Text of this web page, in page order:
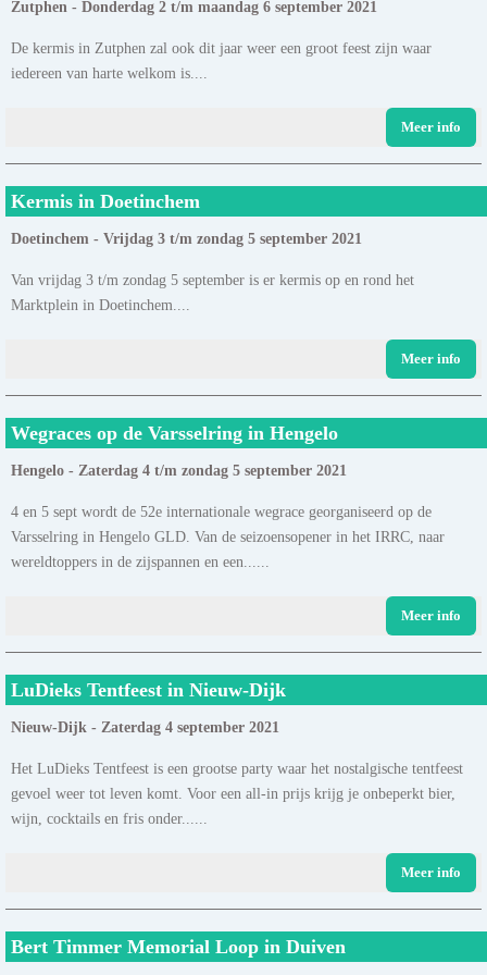
Zutphen - Donderdag 2 t/m maandag 6 september 2021
De kermis in Zutphen zal ook dit jaar weer een groot feest zijn waar
iedereen van harte welkom is....
Meer info
Kermis in Doetinchem
Doetinchem - Vrijdag 3 t/m zondag 5 september 2021
Van vrijdag 3 t/m zondag 5 september is er kermis op en rond het
Marktplein in Doetinchem....
Meer info
Wegraces op de Varsselring in Hengelo
Hengelo - Zaterdag 4 t/m zondag 5 september 2021
4 en 5 sept wordt de 52e internationale wegrace georganiseerd op de
Varsselring in Hengelo GLD. Van de seizoensopener in het IRRC, naar
wereldtoppers in de zijspannen en een......
Meer info
LuDieks Tentfeest in Nieuw-Dijk
Nieuw-Dijk - Zaterdag 4 september 2021
Het LuDieks Tentfeest is een grootse party waar het nostalgische tentfeest
gevoel weer tot leven komt. Voor een all-in prijs krijg je onbeperkt bier,
wijn, cocktails en fris onder......
Meer info
Bert Timmer Memorial Loop in Duiven